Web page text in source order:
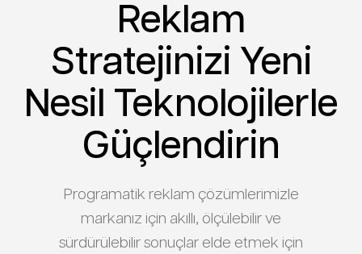
Reklam
Stratejinizi Yeni
Nesil Teknolojilerle
Güçlendirin
Programatik reklam çözümlerimizle
markanız için akıllı, ölçülebilir ve
sürdürülebilir sonuçlar elde etmek için